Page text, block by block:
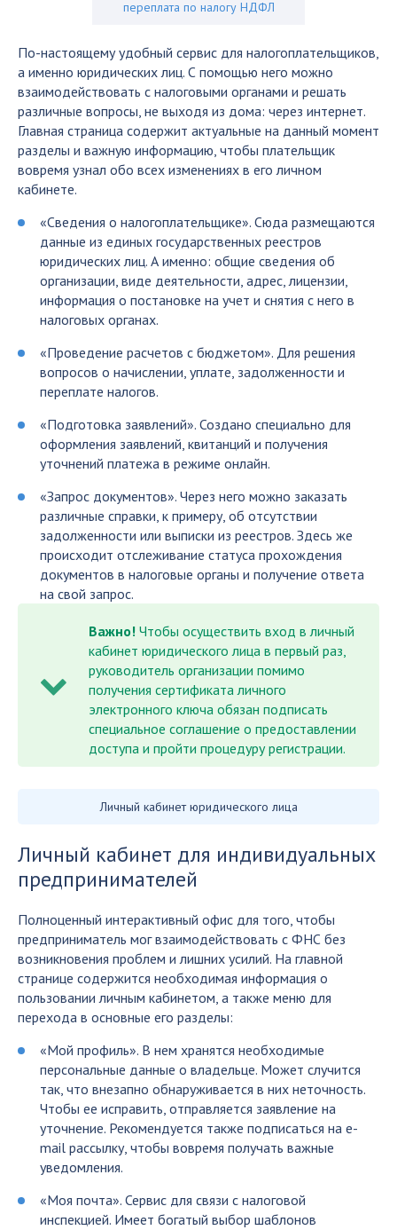
переплата по налогу НДФЛ
По-настоящему удобный сервис для налогоплательщиков,
а именно юридических лиц. С помощью него можно
взаимодействовать с налоговыми органами и решать
различные вопросы, не выходя из дома: через интернет.
Главная страница содержит актуальные на данный момент
разделы и важную информацию, чтобы плательщик
вовремя узнал обо всех изменениях в его личном
кабинете.
«Сведения о налогоплательщике». Сюда размещаются
данные из единых государственных реестров
юридических лиц. А именно: общие сведения об
организации, виде деятельности, адрес, лицензии,
информация о постановке на учет и снятия с него в
налоговых органах.
«Проведение расчетов с бюджетом». Для решения
вопросов о начислении, уплате, задолженности и
переплате налогов.
«Подготовка заявлений». Создано специально для
оформления заявлений, квитанций и получения
уточнений платежа в режиме онлайн.
«Запрос документов». Через него можно заказать
различные справки, к примеру, об отсутствии
задолженности или выписки из реестров. Здесь же
происходит отслеживание статуса прохождения
документов в налоговые органы и получение ответа
на свой запрос.
Важно! Чтобы осуществить вход в личный
кабинет юридического лица в первый раз,
руководитель организации помимо
получения сертификата личного
электронного ключа обязан подписать
специальное соглашение о предоставлении
доступа и пройти процедуру регистрации.
Личный кабинет юридического лица
Личный кабинет для индивидуальных
предпринимателей
Полноценный интерактивный офис для того, чтобы
предприниматель мог взаимодействовать с ФНС без
возникновения проблем и лишних усилий. На главной
странице содержится необходимая информация о
пользовании личным кабинетом, а также меню для
перехода в основные его разделы:
«Мой профиль». В нем хранятся необходимые
персональные данные о владельце. Может случится
так, что внезапно обнаруживается в них неточность.
Чтобы ее исправить, отправляется заявление на
уточнение. Рекомендуется также подписаться на e-
mail рассылку, чтобы вовремя получать важные
уведомления.
«Моя почта». Сервис для связи с налоговой
инспекцией. Имеет богатый выбор шаблонов